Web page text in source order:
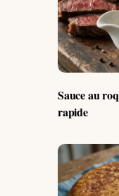
Sauce au
rapide